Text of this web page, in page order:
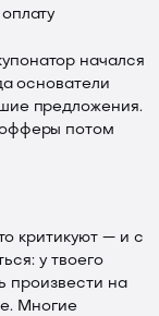
начался
основатели
предложения.
потом
критикуют — и с
у твоего
произвести на
Многие